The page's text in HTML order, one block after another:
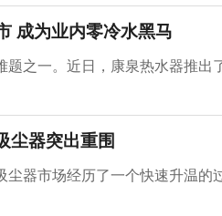
成为业内零冷水黑马
之一。近日，康泉热水器推出
尘器突出重围
器市场经历了一个快速升温的